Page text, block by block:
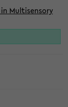
Multisensory